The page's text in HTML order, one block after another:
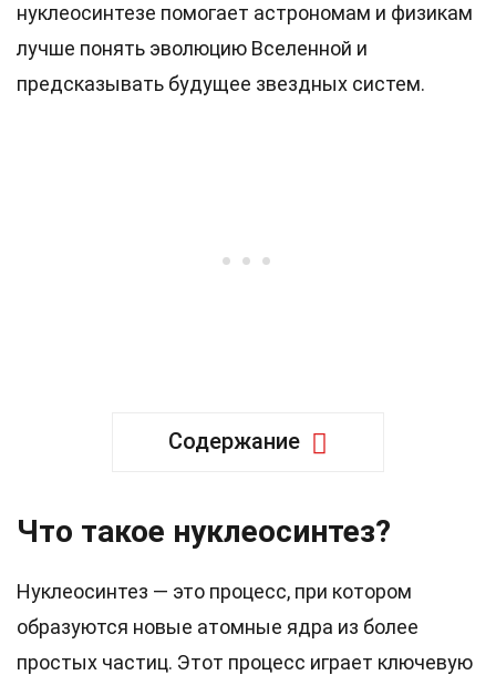
нуклеосинтезе помогает астрономам и физикам
лучше понять эволюцию Вселенной и
предсказывать будущее звездных систем.
Содержание
Что такое нуклеосинтез?
Нуклеосинтез — это процесс, при котором
образуются новые атомные ядра из более
простых частиц. Этот процесс играет ключевую